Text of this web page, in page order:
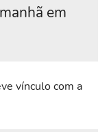
em
vínculo com a